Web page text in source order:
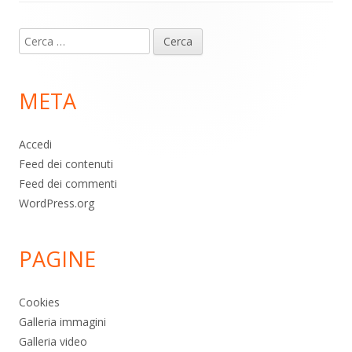
piè
pagina
Ricerca
per:
META
Accedi
Feed dei contenuti
Feed dei commenti
WordPress.org
PAGINE
Cookies
Galleria immagini
Galleria video